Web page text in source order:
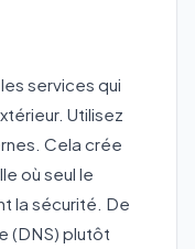
services qui
Utilisez
Cela crée
où seul le
la sécurité. De
(DNS) plutôt